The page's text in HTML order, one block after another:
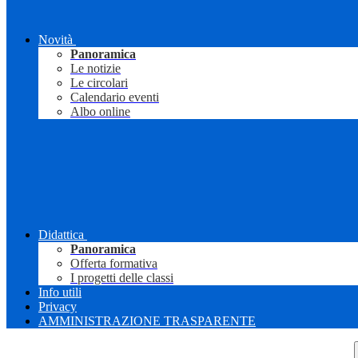
Novità
Panoramica
Le notizie
Le circolari
Calendario eventi
Albo online
Didattica
Panoramica
Offerta formativa
I progetti delle classi
Info utili
Privacy
AMMINISTRAZIONE TRASPARENTE